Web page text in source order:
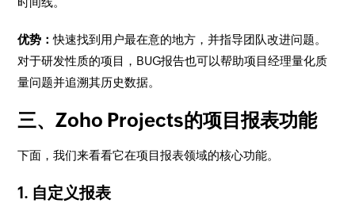
优势：快速找到用户最在意的地方，并指导团队改进问题。
对于研发性质的项目，BUG报告也可以帮助项目经理量化质
量问题并追溯其历史数据。
三、Zoho Projects的项目报表功能
下面，我们来看看它在项目报表领域的核心功能。
1. 自定义报表